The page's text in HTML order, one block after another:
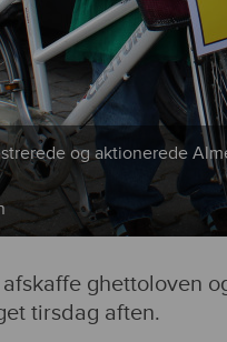
og aktionerede
ghettoloven
tirsdag aften.